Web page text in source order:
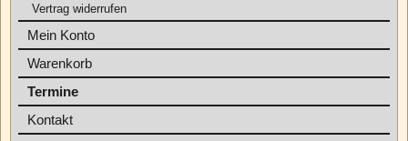
Vertrag widerrufen
Mein Konto
Warenkorb
Termine
Kontakt